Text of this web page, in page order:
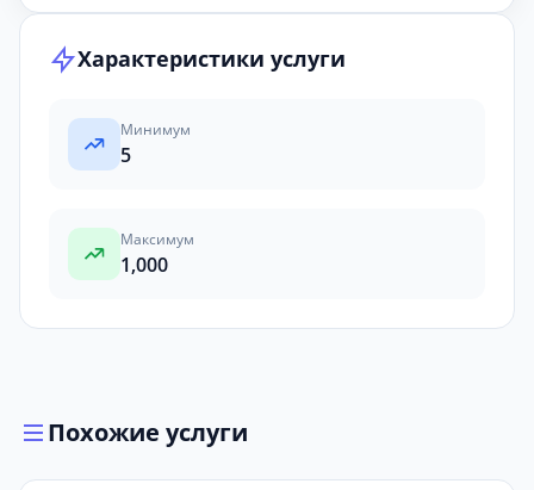
Характеристики услуги
Минимум
5
Максимум
1,000
Похожие услуги